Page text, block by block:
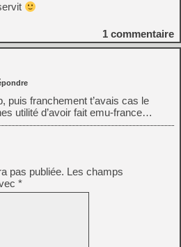
1 commentaire
puis franchement t’avais cas le
utilité d’avoir fait emu-france…
pas publiée. Les champs
*